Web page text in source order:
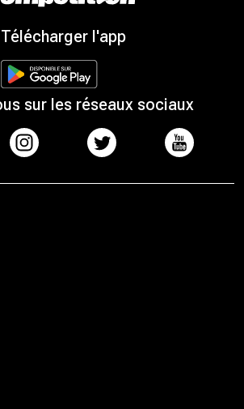
Télécharger l'app
sur les réseaux sociaux